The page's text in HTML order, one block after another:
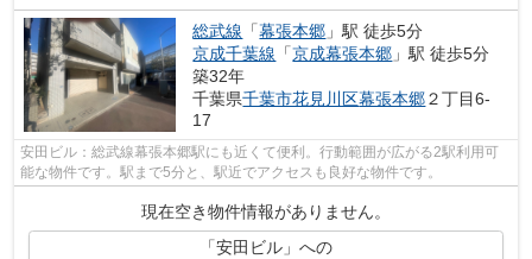
総武線 「幕張本郷 」駅 徒歩5分
京成千葉線 「京成幕張本郷 」駅 徒歩5分
築32年
千葉県千葉市花見川区幕張本郷２丁目6-
17
安田ビル：総武線幕張本郷駅にも近くて便利。行動範囲が広がる2駅利用可
能な物件です。駅まで5分と、駅近でアクセスも良好な物件です。
現在空き物件情報がありません。
「安田ビル」への